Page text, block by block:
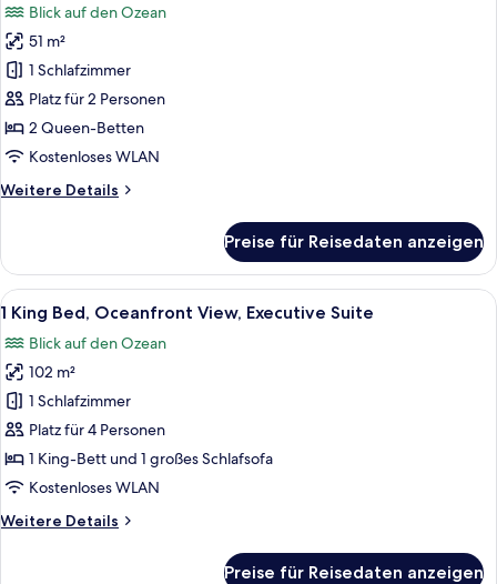
Lounge,
Meerblick
(Guest
Room)
Club-
Zimmer,
2 Queen-
Betten,
Zutritt
zur
Lounge,
Blick auf den Ozean
51 m²
1 Schlafzimmer
Platz für 2 Personen
2 Queen-Betten
Kostenloses WLAN
Weitere Details
Weitere
Zimmer,
2 Queen-
Betten,
Zutritt
zur
Club
Lounge,
Meerblick
Preise für Reisedaten anzeigen
Alle
Fotos
für
1
King
Bed,
Oceanfront
View,
Suite
Ein großzügiger Wohnbereich mit
6
1 King Bed, Oceanfront View, Executive Suite
Blick auf den Ozean
102 m²
1 Schlafzimmer
Platz für 4 Personen
1 King-Bett und 1 großes Schlafsofa
Kostenloses WLAN
Weitere Details
Weitere
Preise für Reisedaten anzeigen